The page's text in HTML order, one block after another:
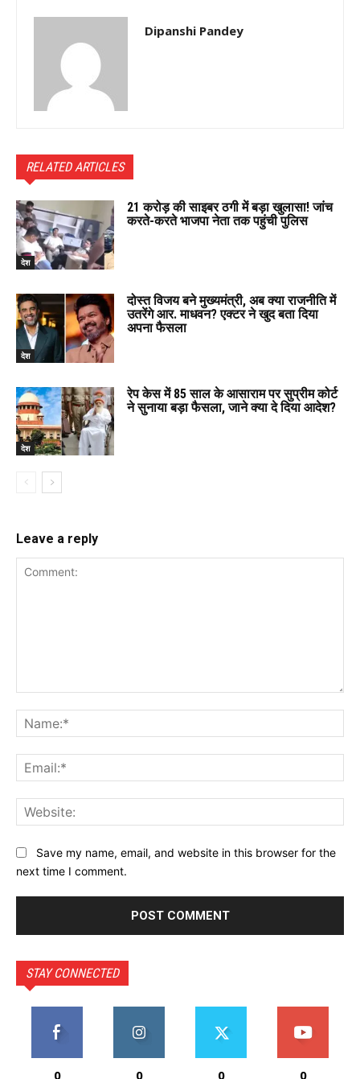
Dipanshi Pandey
RELATED ARTICLES
देश
₹21 करोड़ की साइबर ठगी में बड़ा खुलासा! जांच
करते-करते भाजपा नेता तक पहुंची पुलिस
देश
दोस्त विजय बने मुख्यमंत्री, अब क्या राजनीति में
उतरेंगे आर. माधवन? एक्टर ने खुद बता दिया
अपना फैसला
देश
रेप केस में 85 साल के आसाराम पर सुप्रीम कोर्ट
ने सुनाया बड़ा फैसला, जाने क्या दे दिया आदेश?
Leave a reply
Save my name, email, and website in this browser for the
next time I comment.
STAY CONNECTED
0 0 0 0